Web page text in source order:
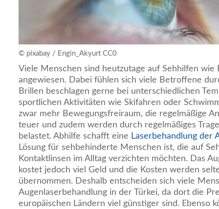
© pixabay / Engin_Akyurt CC0
Viele Menschen sind heutzutage auf Sehhilfen wie
angewiesen. Dabei fühlen sich viele Betroffene
Brillen beschlagen gerne bei unterschiedlichen
sportlichen Aktivitäten wie Skifahren oder
zwar mehr Bewegungsfreiraum, die regelmäßige
teuer und zudem werden durch regelmäßiges
belastet. Abhilfe schafft eine Laserbehandlung der
Lösung für sehbehinderte Menschen ist, die auf
Kontaktlinsen im Alltag verzichten möchten. Das
kostet jedoch viel Geld und die Kosten werden
übernommen. Deshalb entscheiden sich viele
Augenlaserbehandlung in der Türkei, da dort die
europäischen Ländern viel günstiger sind. Ebenso